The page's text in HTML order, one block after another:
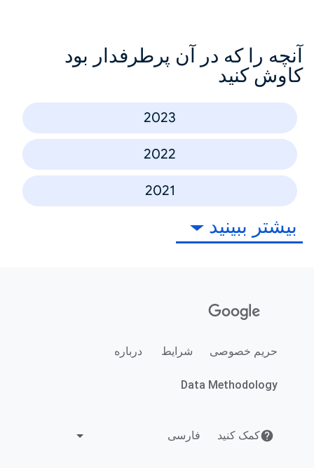
آنچه را که در آن پرطرفدار بود
کاوش کنید
2023
2022
2021
بیشتر ببینید
حریم خصوصی شرایط درباره
Data Methodology
کمک کنید